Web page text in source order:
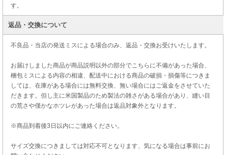
す。
返品・交換について
不良品・当店の発送ミスによる場合のみ、返品・交換お受けいたします。
お届けしました商品が商品説明以外の部分でこちらに不備があった場合、
梱包ミスによる内容の相違、配送中における商品の破損・損傷等につきま
しては、在庫がある場合には無料交換、無い場合にはご返金をさせていた
だきます。但し主に米国製品のため製法の雑さがある場合があり、縫い目
の荒さや僅かなホツレがあった場合は返品対象外となります。
※商品到着後3日以内にご連絡ください。
サイズ交換につきましては対応不可となります、気になる場合は事前にお